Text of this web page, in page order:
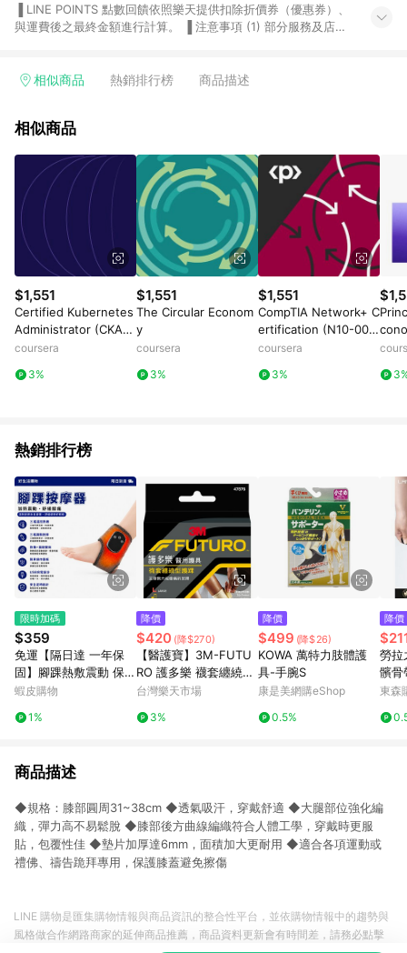
與運費後之最終金額進行計算。 ▐ 注意事項 (1) 部分服務及店家
Smart mobile、神腦生活、JS巨盛、樂天KOBO電子書，請詳閱
台灣樂天市場，並在同一瀏覽器於24小時內結帳，才享有 LINE
市場 45 天內完成訂單出貨及結帳，則不符合贈點資格。 (4) 如
使用APP、或中途瀏覽比價網、回饋網、Google等其他網頁、或
由網頁版(電腦版/手機版網頁)切換為App都將會造成追蹤中斷而
無法進行 LINE POINTS 回饋。 (5) LINE 購物為購物資訊整合性
平台，商品資料更新會有時間差，如顯示之商品規格、顏色、價
位、贈品與台灣樂天市場銷售網頁不符，以銷售網頁標示為準。
(6) 導購訂單已逾 365 天，根據台灣樂天回饋規定，逾期訂單將
不符合回饋資格。 (7) 若上述或其他原因，致使消費者無接收到
點數回饋或點數回饋有爭議，台灣樂天市場保有更改條款與法律
追訴之權利，活動詳情以樂天市場網站公告為準。
相似商品 熱銷排行榜 商品描述
相似商品
$1,551
Certified Kubernetes
Administrator (CKA):
Unit 3
coursera
3%
$1,551
The Circular Econom
y
coursera
3%
$1,551
CompTIA Network+ C
ertification (N10-00
9): The Total Guide
coursera
3%
熱銷排行榜
限時加碼
$359
免運【隔日達 一年保
固】腳踝熱敷震動 保暖
熱敷腳腕腳跟腳脖子關
三檔熱敷 三檔震動按摩
蝦皮購物
1%
降價
$420 (降$270)
【醫護寶】3M-FUTU
RO 護多樂 襪套纏繞型
護踝
台灣樂天市場
3%
降價
$499 (降$26)
KOWA 萬特力肢體護
具-手腕S
康是美網購eShop
0.5%
降價
勞拉
髕骨
傷防
東森
商品描述
◆規格：膝部圓周31~38cm ◆透氣吸汗，穿戴舒適 ◆大腿部位強化編
織，彈力高不易鬆脫 ◆膝部後方曲線編織符合人體工學，穿戴時更服
貼，包覆性佳 ◆墊片加厚達6mm，面積加大更耐用 ◆適合各項運動或
禮佛、禱告跪拜專用，保護膝蓋避免擦傷
LINE 購物是匯集購物情報與商品資訊的整合性平台，並依購物情報中的趨勢與
風格做合作網路商家的延伸商品推薦，商品資料更新會有時間差，請務必點擊